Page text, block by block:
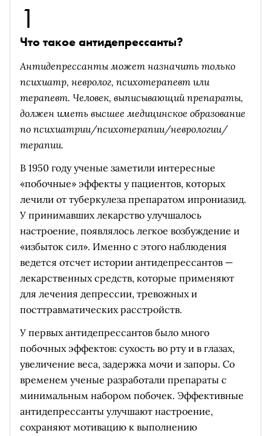
1
Что такое антидепрессанты?
Антидепрессанты может назначить только
психиатр, невролог, психотерапевт или
терапевт. Человек, выписывающий препараты,
должен иметь высшее медицинское образование
по психиатрии/психотерапии/неврологии/
терапии.
В 1950 году ученые заметили интересные
«побочные» эффекты у пациентов, которых
лечили от туберкулеза препаратом ипрониазид.
У принимавших лекарство улучшалось
настроение, появлялось легкое возбуждение и
«избыток сил». Именно с этого наблюдения
ведется отсчет истории антидепрессантов —
лекарственных средств, которые применяют
для лечения депрессии, тревожных и
посттравматических расстройств.
У первых антидепрессантов было много
побочных эффектов: сухость во рту и в глазах,
увеличение веса, задержка мочи и запоры. Со
временем ученые разработали препараты с
минимальным набором побочек. Эффективные
антидепрессанты улучшают настроение,
сохраняют мотивацию к выполнению